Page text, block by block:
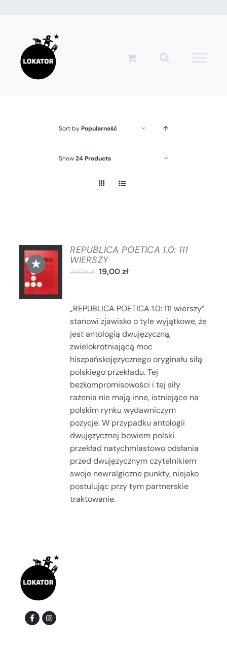
zawartości
Sort byPopularność
Show24 Products
★
DODAJ
DO
KOSZYKA
/
SZCZEGÓŁY
REPUBLICA POETICA 1.0: 111
WIERSZY
39,00zł 19,00zł
„REPUBLICA POETICA 1.0: 111 wierszy”
stanowi zjawisko o tyle wyjątkowe, że
jest antologią dwujęzyczną,
zwielokrotniającą moc
hiszpańskojęzycznego oryginału siłą
polskiego przekładu. Tej
bezkompromisowości i tej siły
rażenia nie mają inne, istniejące na
polskim rynku wydawniczym
pozycje. W przypadku antologii
dwujęzycznej bowiem polski
przekład natychmiastowo odsłania
przed dwujęzycznym czytelnikiem
swoje newralgiczne punkty, niejako
postulując przy tym partnerskie
traktowanie.